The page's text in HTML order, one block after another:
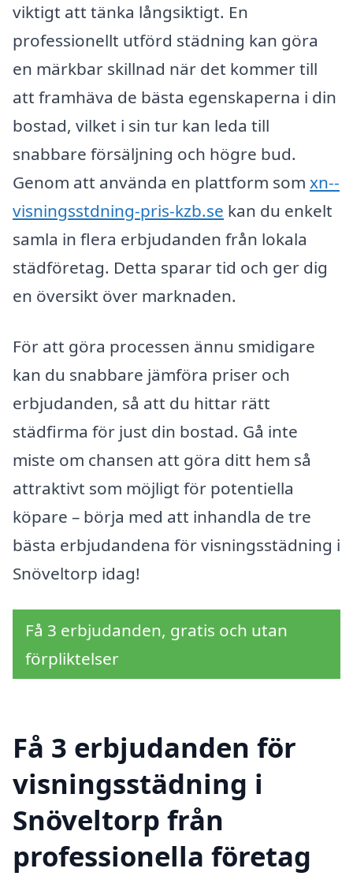
viktigt att tänka långsiktigt. En
professionellt utförd städning kan göra
en märkbar skillnad när det kommer till
att framhäva de bästa egenskaperna i din
bostad, vilket i sin tur kan leda till
snabbare försäljning och högre bud.
Genom att använda en plattform som xn--
visningsstdning-pris-kzb.se kan du enkelt
samla in flera erbjudanden från lokala
städföretag. Detta sparar tid och ger dig
en översikt över marknaden.
För att göra processen ännu smidigare
kan du snabbare jämföra priser och
erbjudanden, så att du hittar rätt
städfirma för just din bostad. Gå inte
miste om chansen att göra ditt hem så
attraktivt som möjligt för potentiella
köpare – börja med att inhandla de tre
bästa erbjudandena för visningsstädning i
Snöveltorp idag!
Få 3 erbjudanden, gratis och utan
förpliktelser
Få 3 erbjudanden för
visningsstädning i
Snöveltorp från
professionella företag